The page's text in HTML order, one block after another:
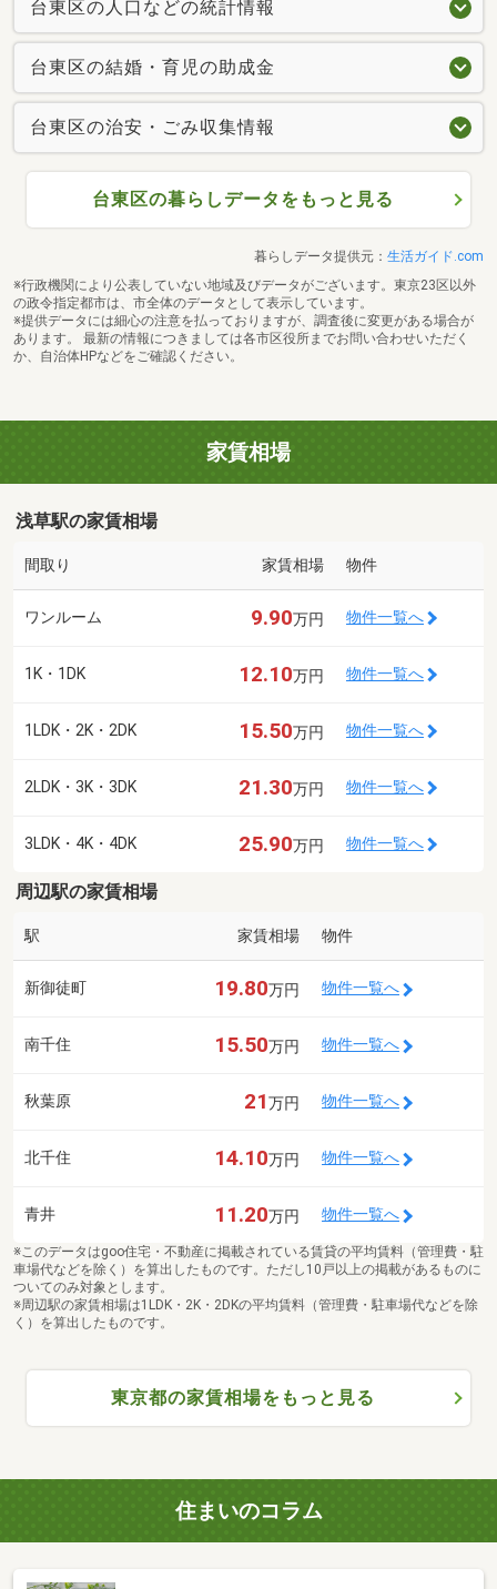
台東区の人口などの統計情報
台東区の結婚・育児の助成金
台東区の治安・ごみ収集情報
台東区の暮らしデータをもっと見る
暮らしデータ提供元： 生活ガイド.com
※行政機関により公表していない地域及びデータがございます。東京23区以外
の政令指定都市は、市全体のデータとして表示しています。
※提供データには細心の注意を払っておりますが、調査後に変更がある場合が
あります。 最新の情報につきましては各市区役所までお問い合わせいただく
か、自治体HPなどをご確認ください。
家賃相場
浅草駅の家賃相場
間取り 家賃相場 物件
ワンルーム 9.90万円 物件一覧へ
1K・1DK 12.10万円 物件一覧へ
1LDK・2K・2DK 15.50万円 物件一覧へ
2LDK・3K・3DK 21.30万円 物件一覧へ
3LDK・4K・4DK 25.90万円 物件一覧へ
周辺駅の家賃相場
駅 家賃相場 物件
新御徒町 19.80万円 物件一覧へ
南千住 15.50万円 物件一覧へ
秋葉原 21万円 物件一覧へ
北千住 14.10万円 物件一覧へ
青井 11.20万円 物件一覧へ
※このデータはgoo住宅・不動産に掲載されている賃貸の平均賃料（管理費・駐
車場代などを除く）を算出したものです。ただし10戸以上の掲載があるものに
ついてのみ対象とします。
※周辺駅の家賃相場は1LDK・2K・2DKの平均賃料（管理費・駐車場代などを除
く）を算出したものです。
東京都の家賃相場をもっと見る
住まいのコラム